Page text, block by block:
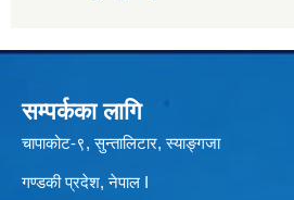
सम्पर्कका लागि
चापाकोट-९, सुन्तालिटार, स्याङ्गजा
गण्डकी प्रदेश, नेपाल I